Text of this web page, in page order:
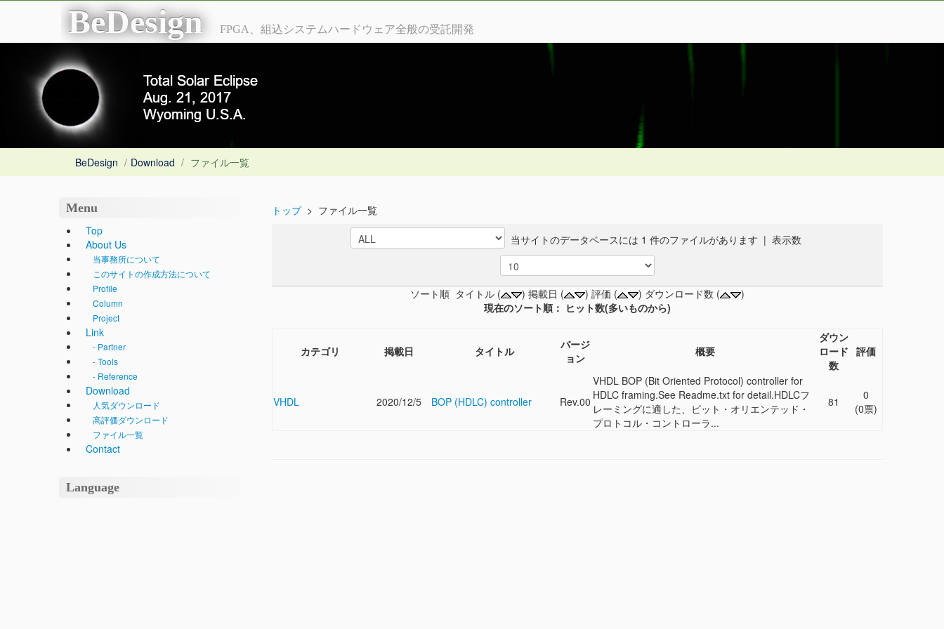
BeDesign FPGA、組込システムハードウェア全般の受託開発
BeDesign / Download / ファイル一覧
Menu
Top
About Us
当事務所について
このサイトの作成方法について
Profile
Column
Project
Link
- Partner
- Tools
- Reference
Download
人気ダウンロード
高評価ダウンロード
ファイル一覧
Contact
Language
トップ> ファイル一覧
当サイトのデータベースには 1 件のファイルがあります | 表示数
ソート順 タイトル ( ) 掲載日 ( ) 評価 ( ) ダウンロード数 (
)
現在のソート順： ヒット数(多いものから)
カテゴリ 掲載日 タイトル
バージ
ョン
概要
ダウン
ロード
数
評価
VHDL 2020/12/5 BOP (HDLC) controller Rev.00
VHDL BOP (Bit Oriented Protocol) controller for
HDLC framing.See Readme.txt for detail.HDLCフ
レーミングに適した、ビット・オリエンテッド・
プロトコル・コントローラ...
81
0
(0票)